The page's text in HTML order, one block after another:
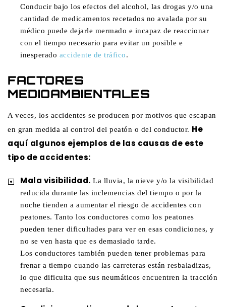
Conducir bajo los efectos del alcohol, las drogas y/o una
cantidad de medicamentos recetados no avalada por su
médico puede dejarle mermado e incapaz de reaccionar
con el tiempo necesario para evitar un posible e
inesperado accidente de tráfico.
FACTORES
MEDIOAMBIENTALES
A veces, los accidentes se producen por motivos que escapan
en gran medida al control del peatón o del conductor. He
aquí algunos ejemplos de las causas de este
tipo de accidentes:
Mala visibilidad. La lluvia, la nieve y/o la visibilidad
reducida durante las inclemencias del tiempo o por la
noche tienden a aumentar el riesgo de accidentes con
peatones. Tanto los conductores como los peatones
pueden tener dificultades para ver en esas condiciones, y
no se ven hasta que es demasiado tarde.
Los conductores también pueden tener problemas para
frenar a tiempo cuando las carreteras están resbaladizas,
lo que dificulta que sus neumáticos encuentren la tracción
necesaria.